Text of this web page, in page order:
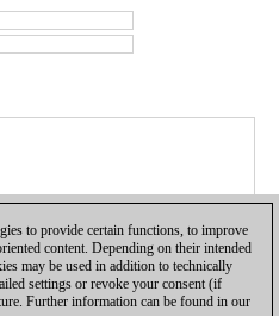
to provide certain functions, to improve
content. Depending on their intended
may be used in addition to technically
settings or revoke your consent (if
Further information can be found in our